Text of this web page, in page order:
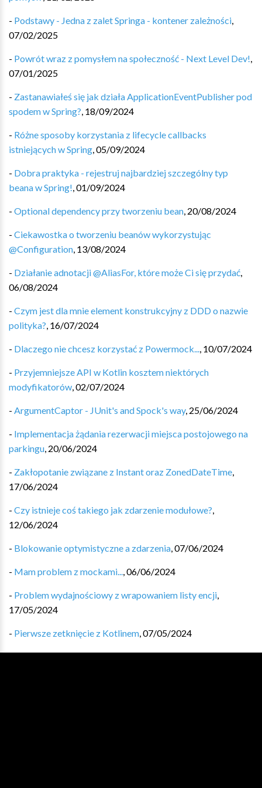
- Podstawy - Jedna z zalet Springa - kontener zależności,
07/02/2025
- Powrót wraz z pomysłem na społeczność - Next Level Dev!,
07/01/2025
- Zastanawiałeś się jak działa ApplicationEventPublisher pod
spodem w Spring?, 18/09/2024
- Różne sposoby korzystania z lifecycle callbacks
istniejących w Spring,05/09/2024
- Dobra praktyka - rejestruj najbardziej szczególny typ
beana w Spring!,01/09/2024
- Optional dependency przy tworzeniu bean, 20/08/2024
- Ciekawostka o tworzeniu beanów wykorzystując
@Configuration, 13/08/2024
- Działanie adnotacji @AliasFor, które może Ci się przydać,
06/08/2024
- Czym jest dla mnie element konstrukcyjny z DDD o nazwie
polityka?, 16/07/2024
- Dlaczego nie chcesz korzystać z Powermock..., 10/07/2024
- Przyjemniejsze API w Kotlin kosztem niektórych
modyfikatorów,02/07/2024
- ArgumentCaptor - JUnit's and Spock's way, 25/06/2024
- Implementacja żądania rezerwacji miejsca postojowego na
parkingu, 20/06/2024
- Zakłopotanie związane z Instant oraz ZonedDateTime,
17/06/2024
- Czy istnieje coś takiego jak zdarzenie modułowe?,
12/06/2024
- Blokowanie optymistyczne a zdarzenia,07/06/2024
- Mam problem z mockami...,06/06/2024
- Problem wydajnościowy z wrapowaniem listy encji,
17/05/2024
- Pierwsze zetknięcie z Kotlinem,07/05/2024
-Moje odkrycie w domenie parkingowej,06/05/2024